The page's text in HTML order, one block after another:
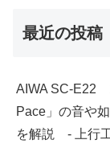
最近の投稿
AIWA SC-E22
Pace」の音や
を解説 - 上行